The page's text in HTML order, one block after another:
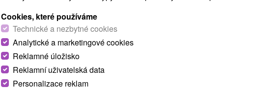
Cookies, které používáme
Technické a nezbytné cookies
Analytické a marketingové cookies
Reklamné úložisko
Reklamní uživatelská data
Personalizace reklam